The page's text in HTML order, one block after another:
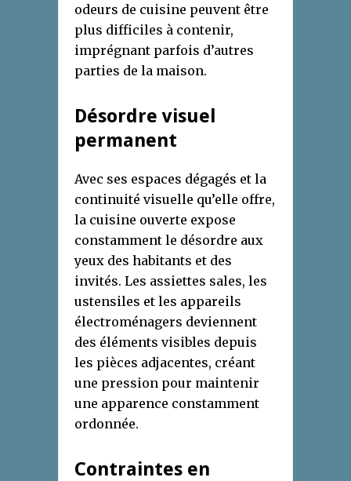
odeurs de cuisine peuvent être
plus difficiles à contenir,
imprégnant parfois d’autres
parties de la maison.
Désordre visuel
permanent
Avec ses espaces dégagés et la
continuité visuelle qu’elle offre,
la cuisine ouverte expose
constamment le désordre aux
yeux des habitants et des
invités. Les assiettes sales, les
ustensiles et les appareils
électroménagers deviennent
des éléments visibles depuis
les pièces adjacentes, créant
une pression pour maintenir
une apparence constamment
ordonnée.
Contraintes en